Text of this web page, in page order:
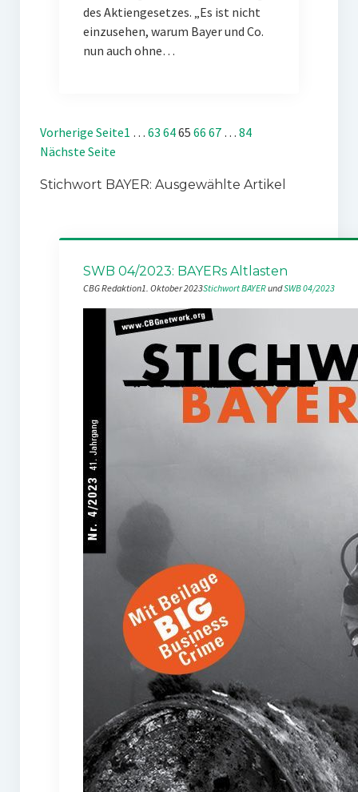
des Aktiengesetzes. „Es ist nicht
einzusehen, warum Bayer und Co.
nun auch ohne…
Vorherige Seite1 … 63 6465 66 67 … 84
Nächste Seite
Stichwort BAYER: Ausgewählte Artikel
SWB 04/2023: BAYERs Altlasten
CBG Redaktion1. Oktober 2023Stichwort BAYER und SWB 04/2023